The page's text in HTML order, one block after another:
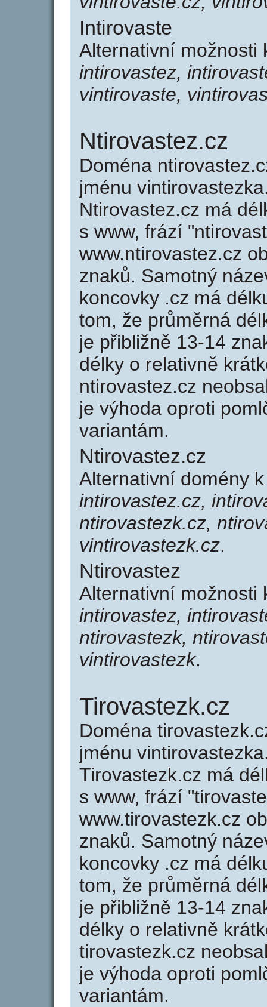
Intirovaste
Alternativní možnosti
intirovastez,
vintirovaste,
Ntirovastez.cz
Doména
jménu
Ntirovastez.cz má
s www, frází
www.ntirovastez.cz
znaků. Samotný
koncovky .cz má
tom, že průměrná
je přibližně 13-14
délky o relativně
ntirovastez.cz
je výhoda oproti
variantám.
Ntirovastez.cz
Alternativní domény
intirovastez.cz,
ntirovastezk.cz,
vintirovastezk.cz.
Ntirovastez
Alternativní možnosti
intirovastez,
ntirovastezk,
vintirovastezk.
Tirovastezk.cz
Doména
jménu
Tirovastezk.cz má
s www, frází
www.tirovastezk.cz
znaků. Samotný
koncovky .cz má
tom, že průměrná
je přibližně 13-14
délky o relativně
tirovastezk.cz
je výhoda oproti
variantám.